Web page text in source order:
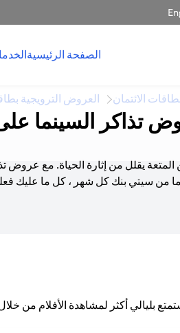
الصفحة الرئيسية
الائتمان العروض الترويجية
تذاكر السينما
المتعة يقلل من إثارة الحياة. مع
من سيتي بنك كل شهر ، كل ما عليك
بليالي أكثر لمشاهدة الأفلام من